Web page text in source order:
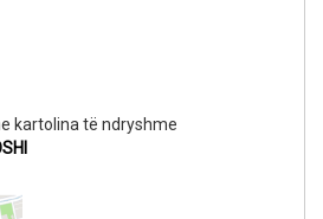
kartolina të ndryshme